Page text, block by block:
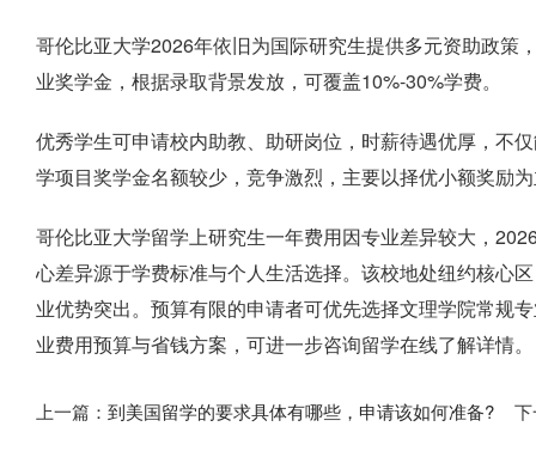
哥伦比亚大学2026年依旧为国际研究生提供多元资助政策
业奖学金，根据录取背景发放，可覆盖10%-30%学费。
优秀学生可申请校内助教、助研岗位，时薪待遇优厚，不
学项目奖学金名额较少，竞争激烈，主要以择优小额奖励
哥伦比亚大学留学上研究生一年费用因专业差异较大，
心差异源于学费标准与个人生活选择。该校地处纽约核心
业优势突出。预算有限的申请者可优先选择文理学院常规
业费用预算与省钱方案，可进一步咨询留学在线了解详情。
上一篇： 到美国留学的要求具体有哪些，申请该如何准备?